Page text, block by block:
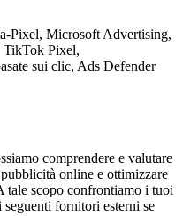
Pixel, Microsoft Advertising,
TikTok Pixel,
sui clic, Ads Defender
comprendere e valutare
online e ottimizzare
tale scopo confrontiamo i tuoi
fornitori esterni se